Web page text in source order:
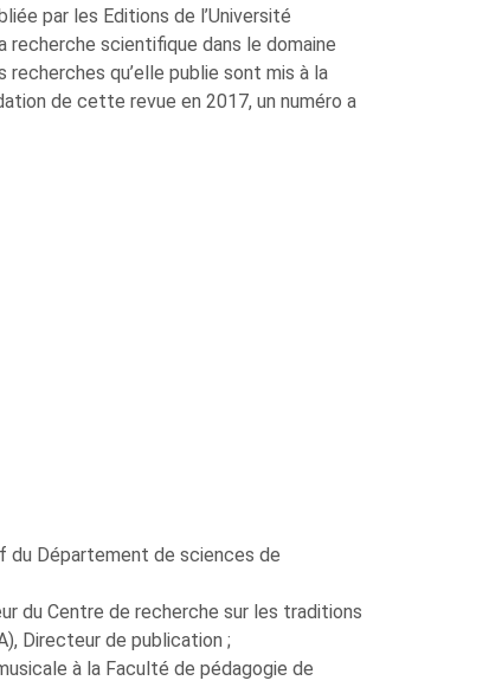
par les Editions de l’Université
recherche scientifique dans le domaine
qu’elle publie sont mis à la
de cette revue en 2017, un numéro a
du Département de sciences de
du Centre de recherche sur les traditions
Directeur de publication ;
à la Faculté de pédagogie de